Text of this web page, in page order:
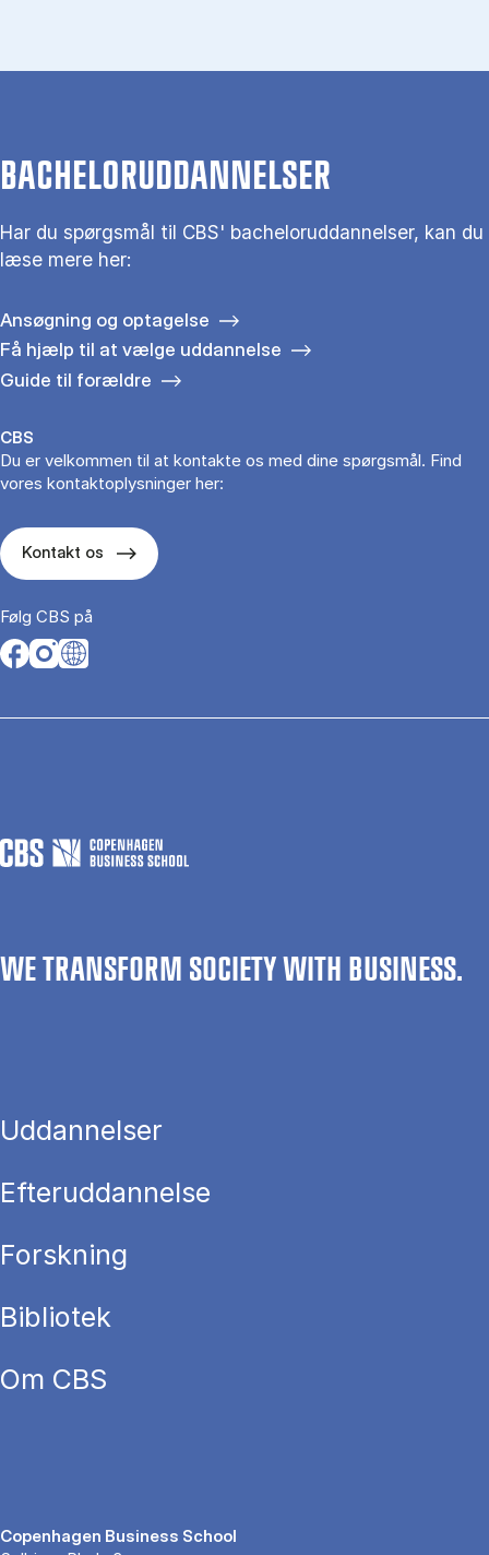
BACHELORUDDANNELSER
Har du spørgsmål til CBS' bacheloruddannelser, kan du
læse mere her:
Ansøgning og optagelse
Få hjælp til at vælge uddannelse
Guide til forældre
CBS
Du er velkommen til at kontakte os med dine spørgsmål. Find
vores kontaktoplysninger her:
Kontakt os
Følg CBS på
Opens in a new tab
Opens in a new tab
Opens in a new tab
WE TRANSFORM SOCIETY WITH BUSINESS.
Uddannelser
Efteruddannelse
Forskning
Bibliotek
Om CBS
Copenhagen Business School